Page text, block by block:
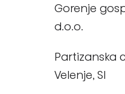
Gorenje
d.o.o.
Partizanska
Velenje, SI